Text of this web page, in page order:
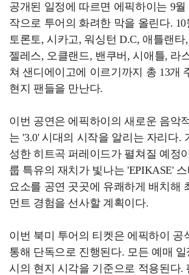
공개된 일정에 따르면 에픽하이는 9월
작으로 투어의 화려한 막을 올린다.
토론토, 시카고, 워싱턴 D.C, 애틀랜타
젤레스, 오클랜드, 밴쿠버, 시애틀, 라
쳐 샌디에이고에 이르기까지 총 13개
현지 팬들을 만난다.
이번 공연은 에픽하이의 새로운 음악
는 '3.0' 시대의 시작을 알리는 자리다.
성한 히트곡 퍼레이드가 펼쳐질 예정
룹 특유의 재치가 빛나는 'EPIKASE'
요소를 공연 곳곳에 유쾌하게 배치해
먼트 경험을 선사할 계획이다.
이번 북미 투어의 티켓은 에픽하이 공
통해 단독으로 진행된다. 모든 예매
시의 현지 시각을 기준으로 적용된다.